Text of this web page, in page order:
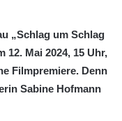
„Schlag um Schlag
12. Mai 2024, 15 Uhr,
Filmpremiere. Denn
Sabine Hofmann